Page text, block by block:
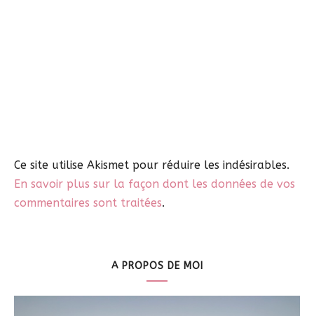
Ce site utilise Akismet pour réduire les indésirables.
En savoir plus sur la façon dont les données de vos
commentaires sont traitées.
A PROPOS DE MOI